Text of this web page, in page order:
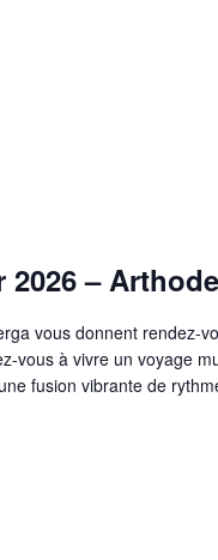
2026 –
vous donnent rendez-
vous à vivre un voyage
fusion vibrante de